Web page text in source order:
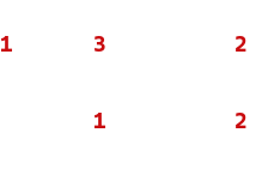
3 2
1 2